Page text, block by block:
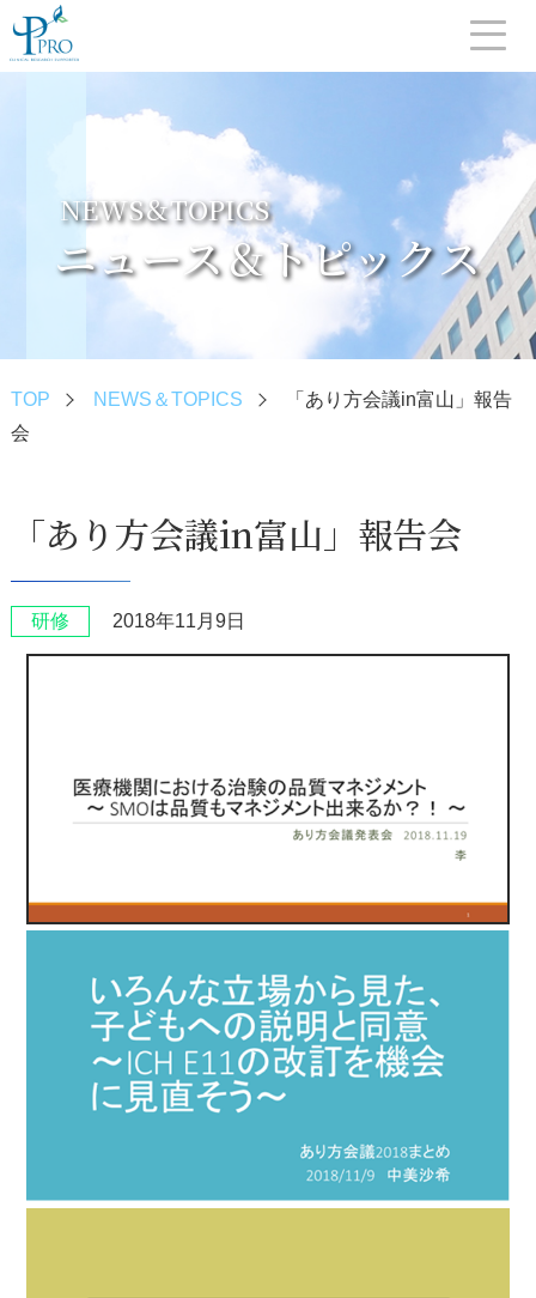
NEWS＆TOPICS
ニュース＆トピックス
TOP NEWS＆TOPICS
「あり方会議in富山」報告
会
「あり方会議in富山」報告会
研修 2018年11月9日